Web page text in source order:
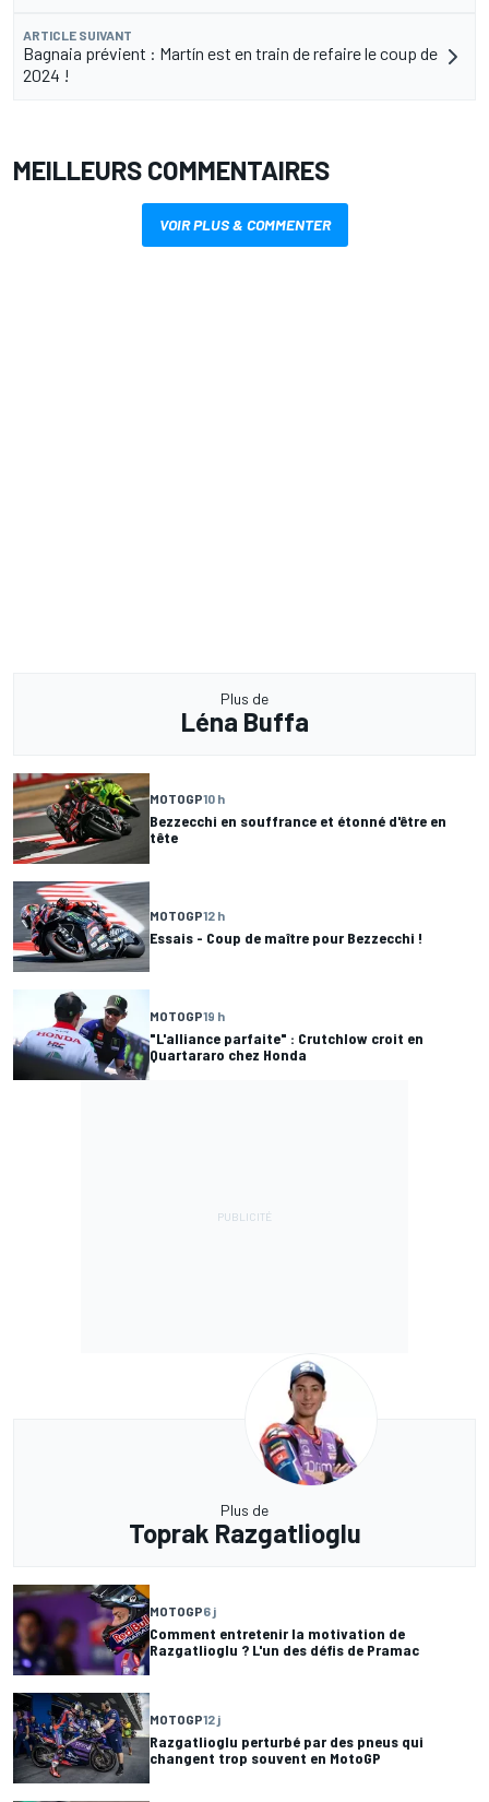
ARTICLE SUIVANT
Bagnaia prévient : Martín est en train de refaire le coup de
2024 !
MEILLEURS COMMENTAIRES
VOIR PLUS & COMMENTER
Plus de
Léna Buffa
MOTOGP10 h
Bezzecchi en souffrance et étonné d'être en
tête
MOTOGP12 h
Essais - Coup de maître pour Bezzecchi !
MOTOGP19 h
"L'alliance parfaite" : Crutchlow croit en
Quartararo chez Honda
Plus de
Toprak Razgatlioglu
MOTOGP6 j
Comment entretenir la motivation de
Razgatlioglu ? L'un des défis de Pramac
MOTOGP12 j
Razgatlioglu perturbé par des pneus qui
changent trop souvent en MotoGP